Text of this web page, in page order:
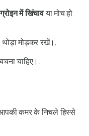
ग्रोइन में खिंचावया मोच हो
मोड़कर रखें।.
चाहिए।.
कमर के निचले हिस्से